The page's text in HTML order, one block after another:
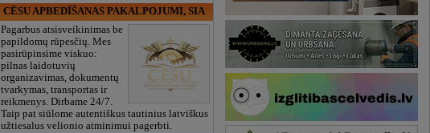
CĒSU APBEDĪŠANAS PAKALPOJUMI, SIA
Pagarbus atsisveikinimas be
papildomų rūpesčių. Mes
pasirūpinsime viskuo:
pilnas laidotuvių
organizavimas, dokumentų
tvarkymas, transportas ir
reikmenys. Dirbame 24/7.
Taip pat siūlome autentiškus tautinius latviškus
užtiesalus velionio atminimui pagerbti.